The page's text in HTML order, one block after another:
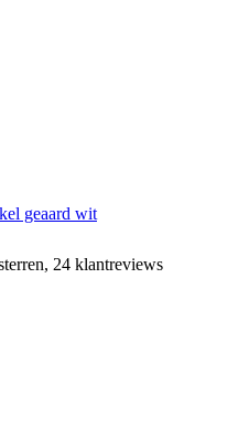
geaard wit
24 klantreviews